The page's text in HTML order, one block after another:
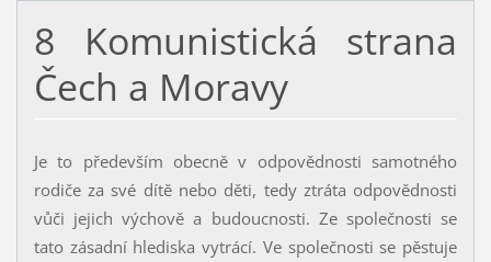
8 Komunistická strana
Čech a Moravy
Je to především obecně v odpovědnosti samotného
rodiče za své dítě nebo děti, tedy ztráta odpovědnosti
vůči jejich výchově a budoucnosti. Ze společnosti se
tato zásadní hlediska vytrácí. Ve společnosti se pěstuje